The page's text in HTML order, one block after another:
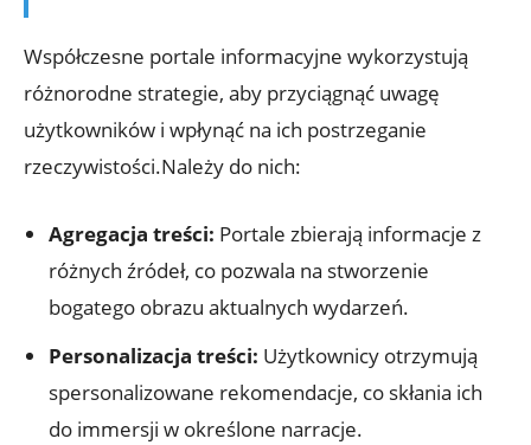
Współczesne portale informacyjne wykorzystują
różnorodne strategie, aby przyciągnąć uwagę
użytkowników i wpłynąć na ich postrzeganie
rzeczywistości.Należy do nich:
Agregacja treści: Portale zbierają informacje z
różnych źródeł, co pozwala na stworzenie
bogatego obrazu aktualnych wydarzeń.
Personalizacja treści: Użytkownicy otrzymują
spersonalizowane rekomendacje, co skłania ich
do immersji w określone narracje.